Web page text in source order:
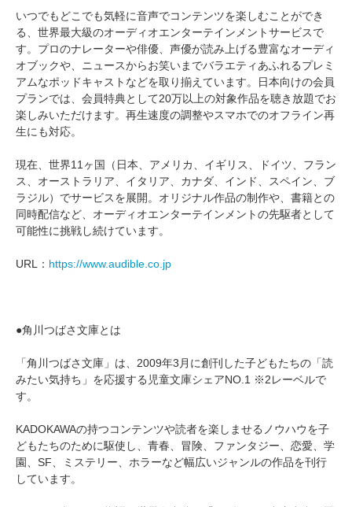
いつでもどこでも気軽に音声でコンテンツを楽しむことができ
る、世界最大級のオーディオエンターテインメントサービスで
す。プロのナレーターや俳優、声優が読み上げる豊富なオーディ
オブックや、ニュースからお笑いまでバラエティあふれるプレミ
アムなポッドキャストなどを取り揃えています。日本向けの会員
プランでは、会員特典として20万以上の対象作品を聴き放題でお
楽しみいただけます。再生速度の調整やスマホでのオフライン再
生にも対応。
現在、世界11ヶ国（日本、アメリカ、イギリス、ドイツ、フラン
ス、オーストラリア、イタリア、カナダ、インド、スペイン、ブ
ラジル）でサービスを展開。オリジナル作品の制作や、書籍との
同時配信など、オーディオエンターテインメントの先駆者として
可能性に挑戦し続けています。
URL： https://www.audible.co.jp
●角川つばさ文庫とは
「角川つばさ文庫」は、2009年3月に創刊した子どもたちの「読
みたい気持ち」を応援する児童文庫シェアNO.1 ※2レーベルで
す。
KADOKAWAの持つコンテンツや読者を楽しませるノウハウを子
どもたちのために駆使し、青春、冒険、ファンタジー、恋愛、学
園、SF、ミステリー、ホラーなど幅広いジャンルの作品を刊行
しています。